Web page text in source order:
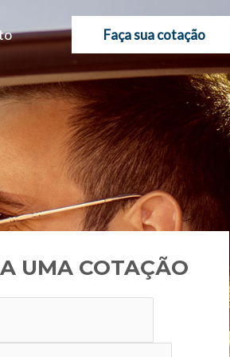
Faça sua cotação
UMA COTAÇÃO